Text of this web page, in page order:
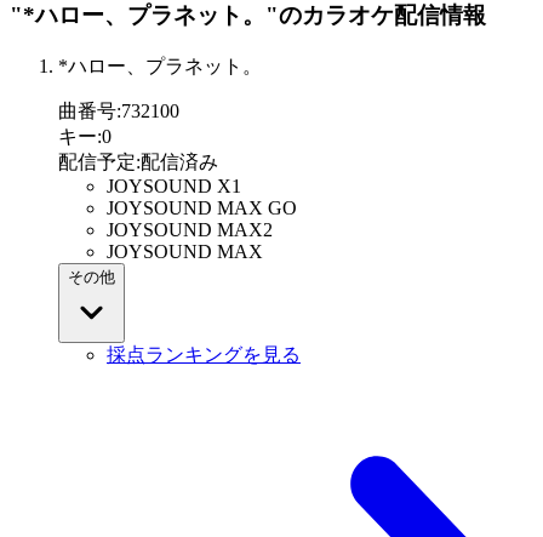
"*ハロー、プラネット。"のカラオケ配信情報
*ハロー、プラネット。
曲番号:732100
キー:0
配信予定:配信済み
JOYSOUND X1
JOYSOUND MAX GO
JOYSOUND MAX2
JOYSOUND MAX
その他
採点ランキングを見る